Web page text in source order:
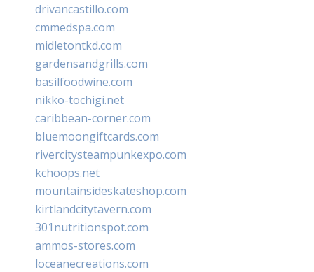
drivancastillo.com
cmmedspa.com
midletontkd.com
gardensandgrills.com
basilfoodwine.com
nikko-tochigi.net
caribbean-corner.com
bluemoongiftcards.com
rivercitysteampunkexpo.com
kchoops.net
mountainsideskateshop.com
kirtlandcitytavern.com
301nutritionspot.com
ammos-stores.com
loceanecreations.com